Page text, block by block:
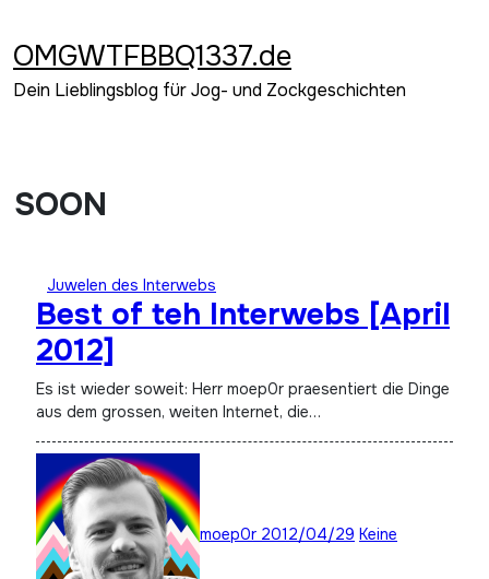
springen
OMGWTFBBQ1337.de
Dein Lieblingsblog für Jog- und Zockgeschichten
SOON
Juwelen des Interwebs
Best of teh Interwebs [April
2012]
Es ist wieder soweit: Herr moep0r praesentiert die Dinge
aus dem grossen, weiten Internet, die…
moep0r 2012/04/29 Keine